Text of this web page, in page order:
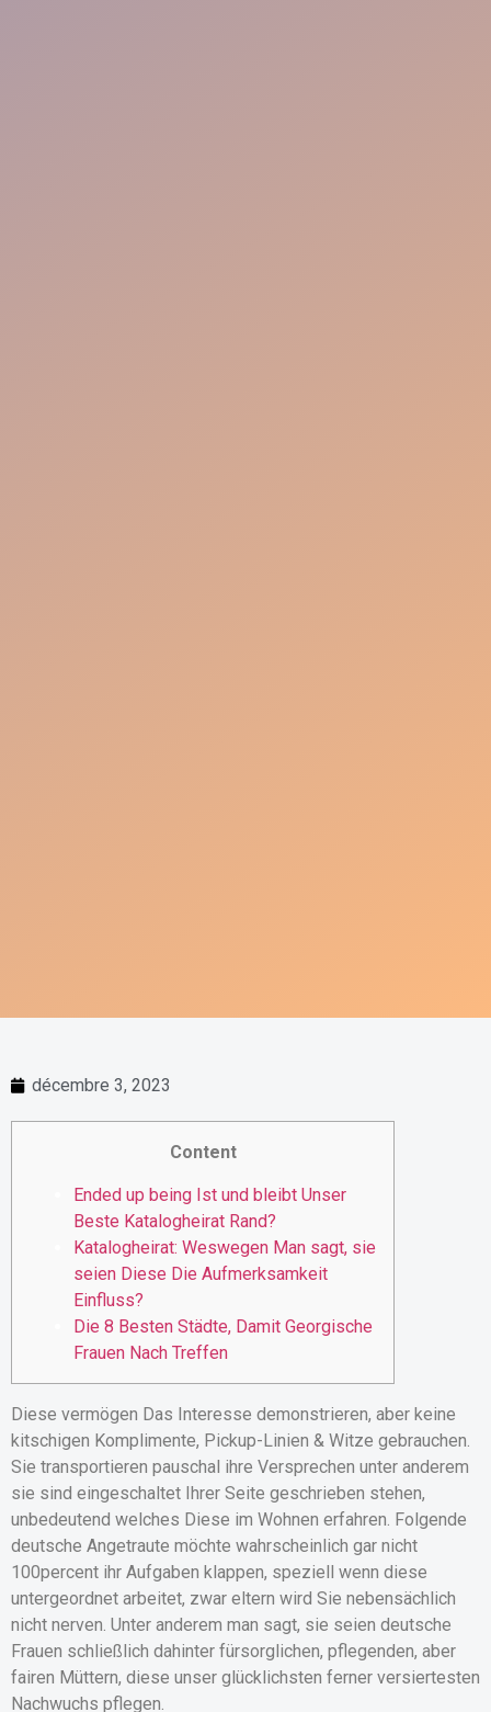
décembre 3, 2023
Content
Ended up being Ist und bleibt Unser
Beste Katalogheirat Rand?
Katalogheirat: Weswegen Man sagt, sie
seien Diese Die Aufmerksamkeit
Einfluss?
Die 8 Besten Städte, Damit Georgische
Frauen Nach Treffen
Diese vermögen Das Interesse demonstrieren, aber keine
kitschigen Komplimente, Pickup-Linien & Witze gebrauchen.
Sie transportieren pauschal ihre Versprechen unter anderem
sie sind eingeschaltet Ihrer Seite geschrieben stehen,
unbedeutend welches Diese im Wohnen erfahren. Folgende
deutsche Angetraute möchte wahrscheinlich gar nicht
100percent ihr Aufgaben klappen, speziell wenn diese
untergeordnet arbeitet, zwar eltern wird Sie nebensächlich
nicht nerven. Unter anderem man sagt, sie seien deutsche
Frauen schließlich dahinter fürsorglichen, pflegenden, aber
fairen Müttern, diese unser glücklichsten ferner versiertesten
Nachwuchs pflegen.